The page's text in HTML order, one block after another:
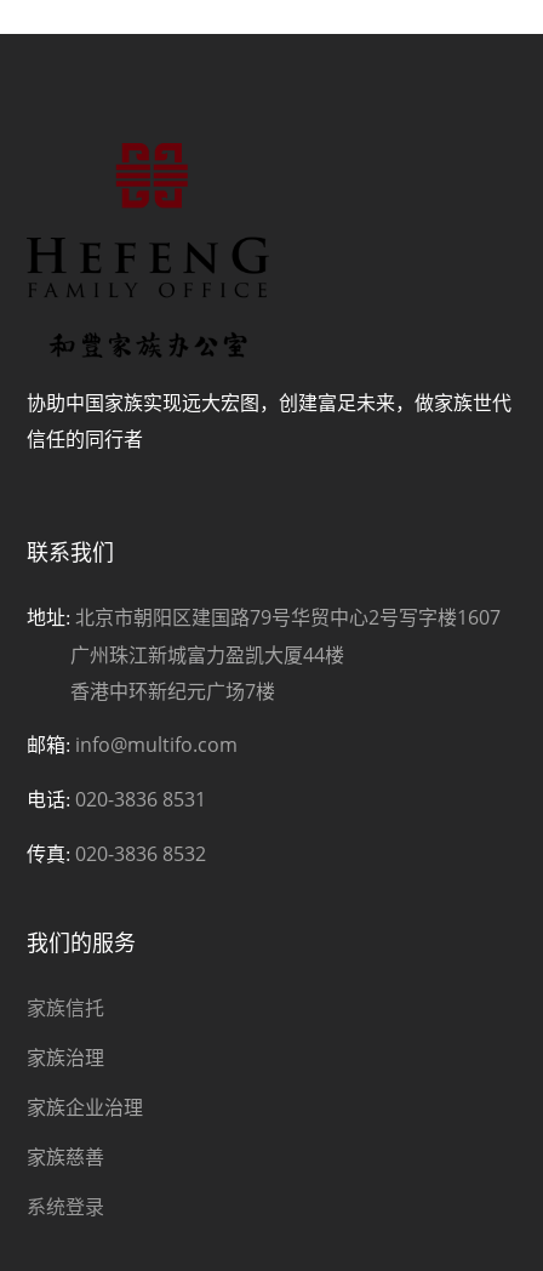
协助中国家族实现远大宏图，创建富足未来，做家族世代
信任的同行者
联系我们
地址: 北京市朝阳区建国路79号华贸中心2号写字楼1607
广州珠江新城富力盈凯大厦44楼
香港中环新纪元广场7楼
邮箱: info@multifo.com
电话: 020-3836 8531
传真: 020-3836 8532
我们的服务
家族信托
家族治理
家族企业治理
家族慈善
系统登录